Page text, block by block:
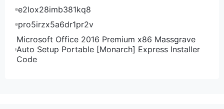
e2lox28imb381kq8
pro5irzx5a6dr1pr2v
Microsoft Office 2016 Premium x86 Massgrave
Auto Setup Portable [Monarch] Express Installer
Code